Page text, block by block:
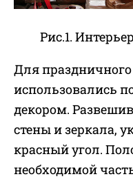
Рис.1.
Для
использовались
декором.
стены и зеркала,
красный угол.
необходимой